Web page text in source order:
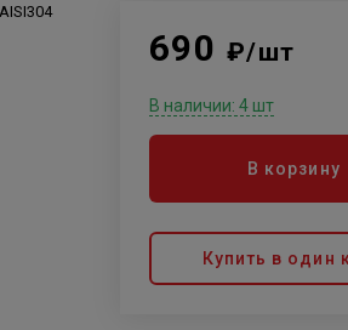
690 ₽/шт
В наличии: 4 шт
В корзину
Купить в один